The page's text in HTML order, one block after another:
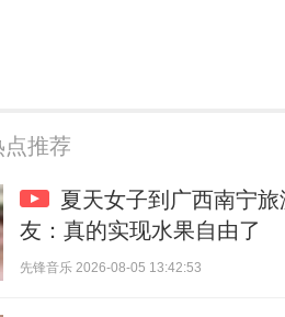
点推荐
夏天女子到广西南宁
友：真的实现水果自由了
先锋音乐 2026-08-05 13:42:53